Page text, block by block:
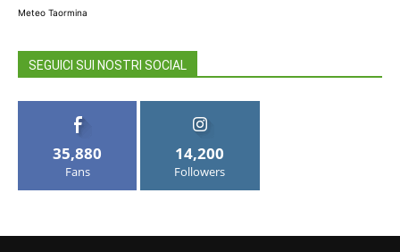
Meteo Taormina
SEGUICI SUI NOSTRI SOCIAL
35,880
Fans
14,200
Followers